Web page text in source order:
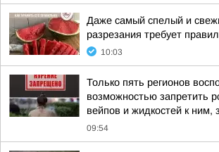
Даже самый спелый и
разрезания требует
10:03
Только пять регионов
возможностью запретить
вейпов и жидкостей к ним,
09:54